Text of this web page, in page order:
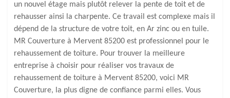
un nouvel étage mais plutôt relever la pente de toit et de
rehausser ainsi la charpente. Ce travail est complexe mais il
dépend de la structure de votre toit, en Ar zinc ou en tuile.
MR Couverture à Mervent 85200 est professionnel pour le
rehaussement de toiture. Pour trouver la meilleure
entreprise à choisir pour réaliser vos travaux de
rehaussement de toiture à Mervent 85200, voici MR
Couverture, la plus digne de confiance parmi elles. Vous